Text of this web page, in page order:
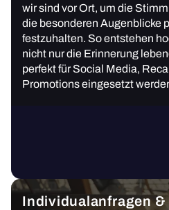
wir sind vor Ort, um die
die besonderen Augenblicke
festzuhalten. So entstehen
nicht nur die Erinnerung
perfekt für Social Media,
Promotions eingesetzt
Individualanfragen